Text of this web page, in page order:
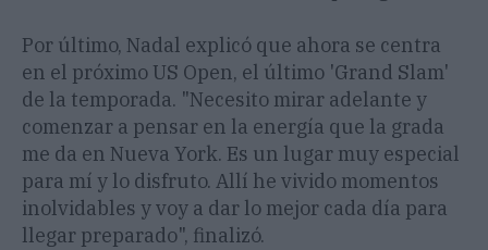
Por último, Nadal explicó que ahora se centra
en el próximo US Open, el último 'Grand Slam'
de la temporada. "Necesito mirar adelante y
comenzar a pensar en la energía que la grada
me da en Nueva York. Es un lugar muy especial
para mí y lo disfruto. Allí he vivido momentos
inolvidables y voy a dar lo mejor cada día para
llegar preparado", finalizó.